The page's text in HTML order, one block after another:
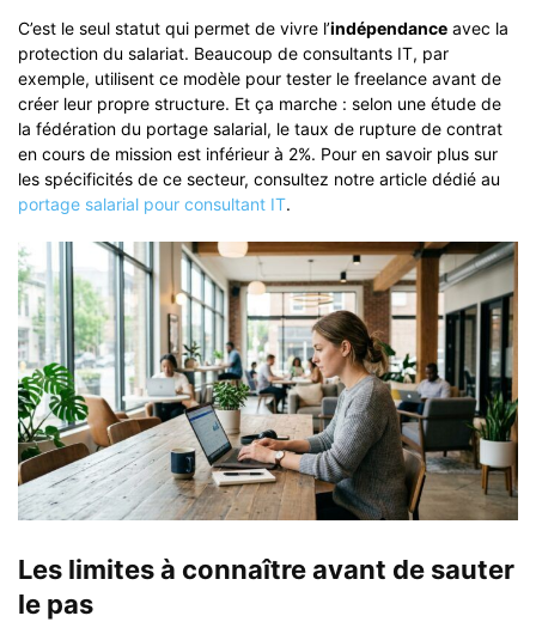
C’est le seul statut qui permet de vivre l’indépendance avec la
protection du salariat. Beaucoup de consultants IT, par
exemple, utilisent ce modèle pour tester le freelance avant de
créer leur propre structure. Et ça marche : selon une étude de
la fédération du portage salarial, le taux de rupture de contrat
en cours de mission est inférieur à 2%. Pour en savoir plus sur
les spécificités de ce secteur, consultez notre article dédié au
portage salarial pour consultant IT.
Les limites à connaître avant de sauter
le pas